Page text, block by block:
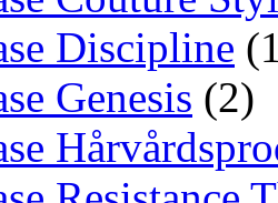
Discipline
Genesis (2)